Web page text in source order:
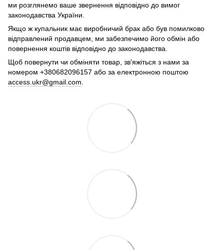
ми розглянемо ваше звернення відповідно до вимог
законодавства України.
Якщо ж купальник має виробничий брак або був помилково
відправлений продавцем, ми забезпечимо його обмін або
повернення коштів відповідно до законодавства.
Щоб повернути чи обміняти товар, зв'яжіться з нами за
номером +380682096157 або за електронною поштою
access.ukr@gmail.com